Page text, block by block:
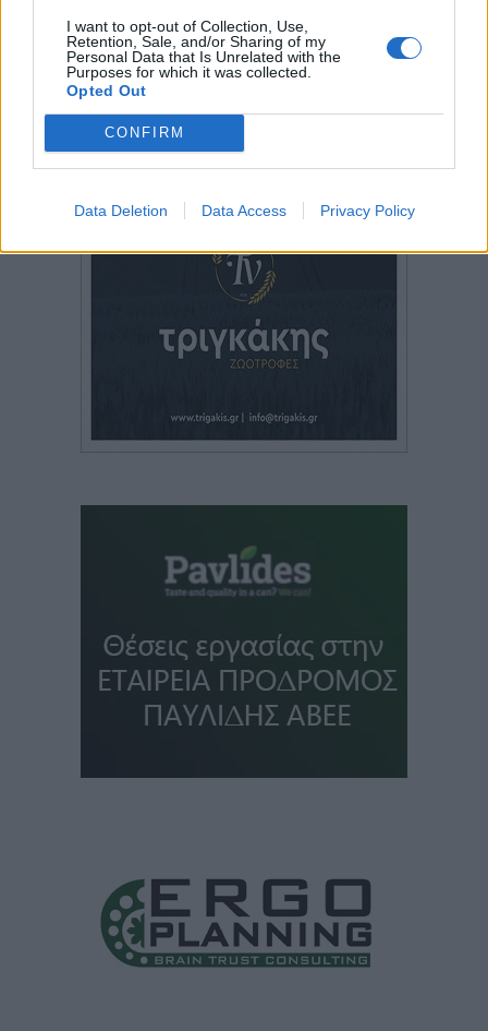
I want to opt-out of Collection, Use,
Retention, Sale, and/or Sharing of my
Personal Data that Is Unrelated with the
Purposes for which it was collected.
Opted Out
CONFIRM
Data Deletion Data Access Privacy Policy